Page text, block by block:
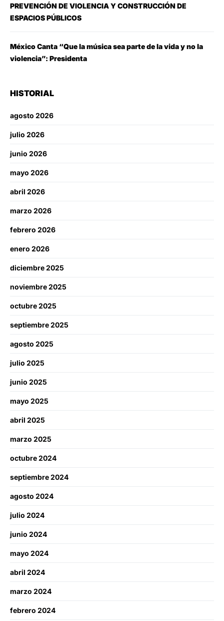
PREVENCIÓN DE VIOLENCIA Y CONSTRUCCIÓN DE
ESPACIOS PÚBLICOS
México Canta “Que la música sea parte de la vida y no la
violencia”: Presidenta
HISTORIAL
agosto 2026
julio 2026
junio 2026
mayo 2026
abril 2026
marzo 2026
febrero 2026
enero 2026
diciembre 2025
noviembre 2025
octubre 2025
septiembre 2025
agosto 2025
julio 2025
junio 2025
mayo 2025
abril 2025
marzo 2025
octubre 2024
septiembre 2024
agosto 2024
julio 2024
junio 2024
mayo 2024
abril 2024
marzo 2024
febrero 2024